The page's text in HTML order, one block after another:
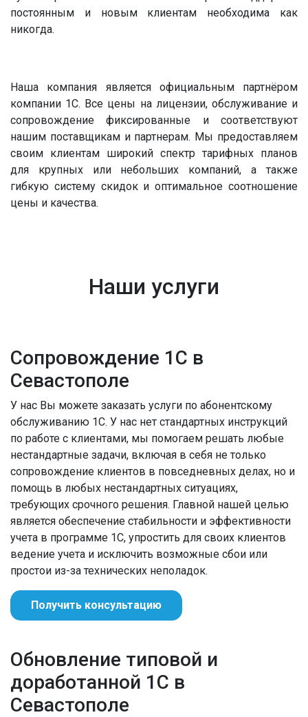
постоянным и новым клиентам необходима как
никогда.
Наша компания является официальным партнёром
компании 1С. Все цены на лицензии, обслуживание и
сопровождение фиксированные и соответствуют
нашим поставщикам и партнерам. Мы предоставляем
своим клиентам широкий спектр тарифных планов
для крупных или небольших компаний, а также
гибкую систему скидок и оптимальное соотношение
цены и качества.
Наши услуги
Сопровождение 1С в
Севастополе
У нас Вы можете заказать услуги по абонентскому
обслуживанию 1С. У нас нет стандартных инструкций
по работе с клиентами, мы помогаем решать любые
нестандартные задачи, включая в себя не только
сопровождение клиентов в повседневных делах, но и
помощь в любых нестандартных ситуациях,
требующих срочного решения. Главной нашей целью
является обеспечение стабильности и эффективности
учета в программе 1С, упростить для своих клиентов
ведение учета и исключить возможные сбои или
простои из-за технических неполадок.
Получить консультацию
Обновление типовой и
доработанной 1С в
Севастополе